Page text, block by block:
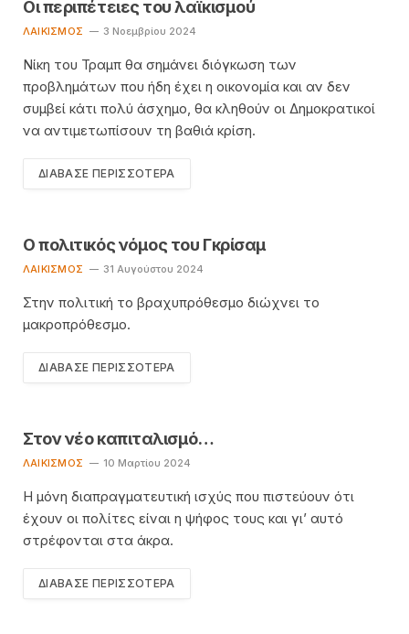
Οι περιπέτειες του λαϊκισμού
ΛΑΙΚΙΣΜΌΣ 3 Νοεμβρίου 2024
Νίκη του Τραμπ θα σημάνει διόγκωση των
προβλημάτων που ήδη έχει η οικονομία και αν δεν
συμβεί κάτι πολύ άσχημο, θα κληθούν οι Δημοκρατικοί
να αντιμετωπίσουν τη βαθιά κρίση.
ΔΙΆΒΑΣΕ ΠΕΡΙΣΣΌΤΕΡΑ
Ο πολιτικός νόμος του Γκρίσαμ
ΛΑΙΚΙΣΜΌΣ 31 Αυγούστου 2024
Στην πολιτική το βραχυπρόθεσμο διώχνει το
μακροπρόθεσμο.
ΔΙΆΒΑΣΕ ΠΕΡΙΣΣΌΤΕΡΑ
Στον νέο καπιταλισμό…
ΛΑΙΚΙΣΜΌΣ 10 Μαρτίου 2024
Η μόνη διαπραγματευτική ισχύς που πιστεύουν ότι
έχουν οι πολίτες είναι η ψήφος τους και γι’ αυτό
στρέφονται στα άκρα.
ΔΙΆΒΑΣΕ ΠΕΡΙΣΣΌΤΕΡΑ